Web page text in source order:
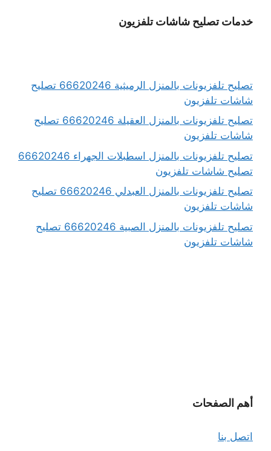
خدمات تصليح شاشات تلفزيون
تصليح تلفزيونات بالمنزل الرميثية 66620246 تصليح
شاشات تلفزيون
تصليح تلفزيونات بالمنزل العقيلة 66620246 تصليح
شاشات تلفزيون
تصليح تلفزيونات بالمنزل اسطبلات الجهراء 66620246
تصليح شاشات تلفزيون
تصليح تلفزيونات بالمنزل العبدلي 66620246 تصليح
شاشات تلفزيون
تصليح تلفزيونات بالمنزل الصبية 66620246 تصليح
شاشات تلفزيون
أهم الصفحات
اتصل بنا